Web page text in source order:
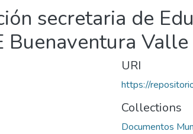
secretaria de
Buenaventura
URI
https://
Collections
Documentos